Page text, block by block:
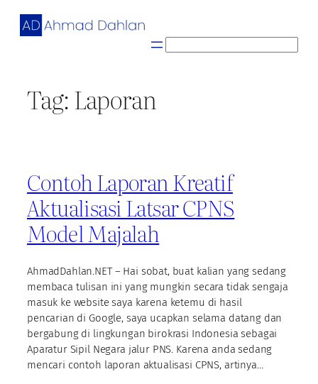
Skip
Tag: Laporan
Contoh Laporan Kreatif
Aktualisasi Latsar CPNS
Model Majalah
AhmadDahlan.NET – Hai sobat, buat kalian yang sedang
membaca tulisan ini yang mungkin secara tidak sengaja
masuk ke website saya karena ketemu di hasil
pencarian di Google, saya ucapkan selama datang dan
bergabung di lingkungan birokrasi Indonesia sebagai
Aparatur Sipil Negara jalur PNS. Karena anda sedang
mencari contoh laporan aktualisasi CPNS, artinya…